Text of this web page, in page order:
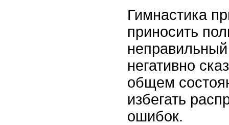
Гимнастика
приносить
негативно
общем
избегать
ошибок.